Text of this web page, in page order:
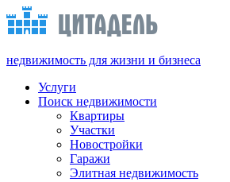
недвижимость для жизни и бизнеса
Услуги
Поиск недвижимости
Квартиры
Участки
Новостройки
Гаражи
Элитная недвижимость